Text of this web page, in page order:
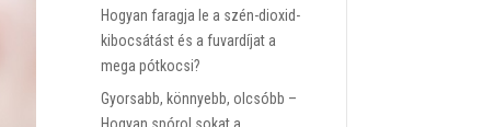
Hogyan faragja le a szén-dioxid-
kibocsátást és a fuvardíjat a
mega pótkocsi?
Gyorsabb, könnyebb, olcsóbb –